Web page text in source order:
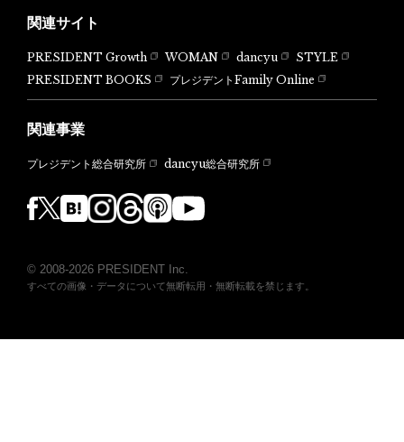
関連サイト
PRESIDENT Growth WOMAN dancyu
STYLE
PRESIDENT BOOKS
プレジデントFamily Online
関連事業
プレジデント総合研究所 dancyu総合研究所
© 2008-2026 PRESIDENT Inc.
すべての画像・データについて無断転用・無断転載を禁じます。